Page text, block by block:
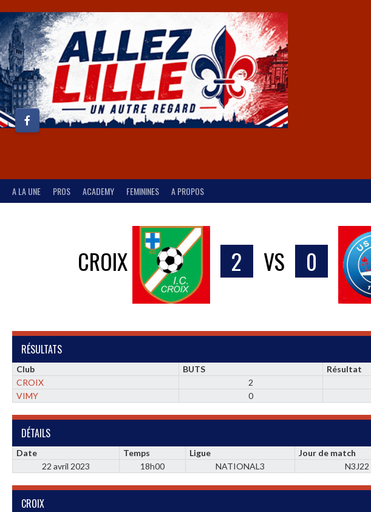
A LA UNE PROS ACADEMY FEMININES A PROPOS
CROIX 2 VS 0
RÉSULTATS
Club BUTS
Résultat
CROIX
2
VIMY
0
DÉTAILS
Date Temps Ligue Jour de match
22 avril 2023
18h00 NATIONAL3 N3J22
CROIX